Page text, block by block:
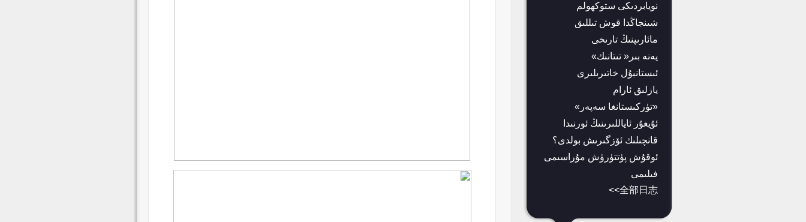
نويابردىكى ستوكھولم
شىنجاڭدا قوش تىللىق
مائارىپنىڭ تارىخى
يەنە بىر« تىتانىك»
ئىستانبۇل خاتىرىلىرى
يازلىق ئارام
«تۈركىستانغا سەپەر»
ئۇيغۇر ئاياللىرىنىڭ ئورنىدا
قانچىلىك ئۆزگىرىش بولدى؟
ئوقۇش پۈتتۈرۈش مۇراسىمى
فىلىمى
全部日志>>